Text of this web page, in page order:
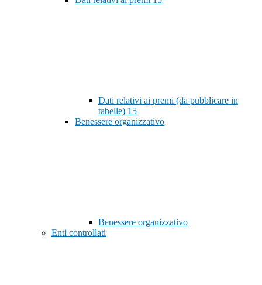
Dati relativi ai premi (da pubblicare in
tabelle) 15
Benessere organizzativo
Benessere organizzativo
Enti controllati